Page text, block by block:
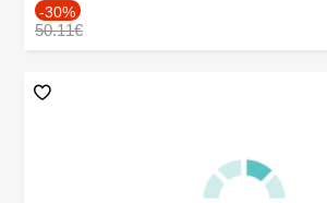
-30%
50.11€